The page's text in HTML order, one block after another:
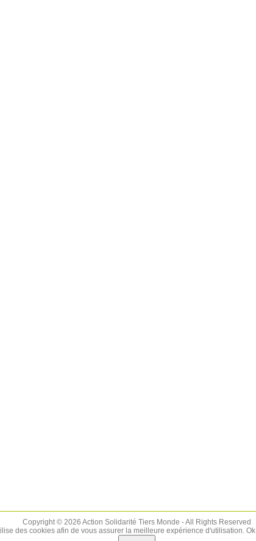
Copyright © 2026 Action Solidarité Tiers Monde - All Rights Reserved
des cookies afin de vous assurer la meilleure expérience d'utilisation. Ok